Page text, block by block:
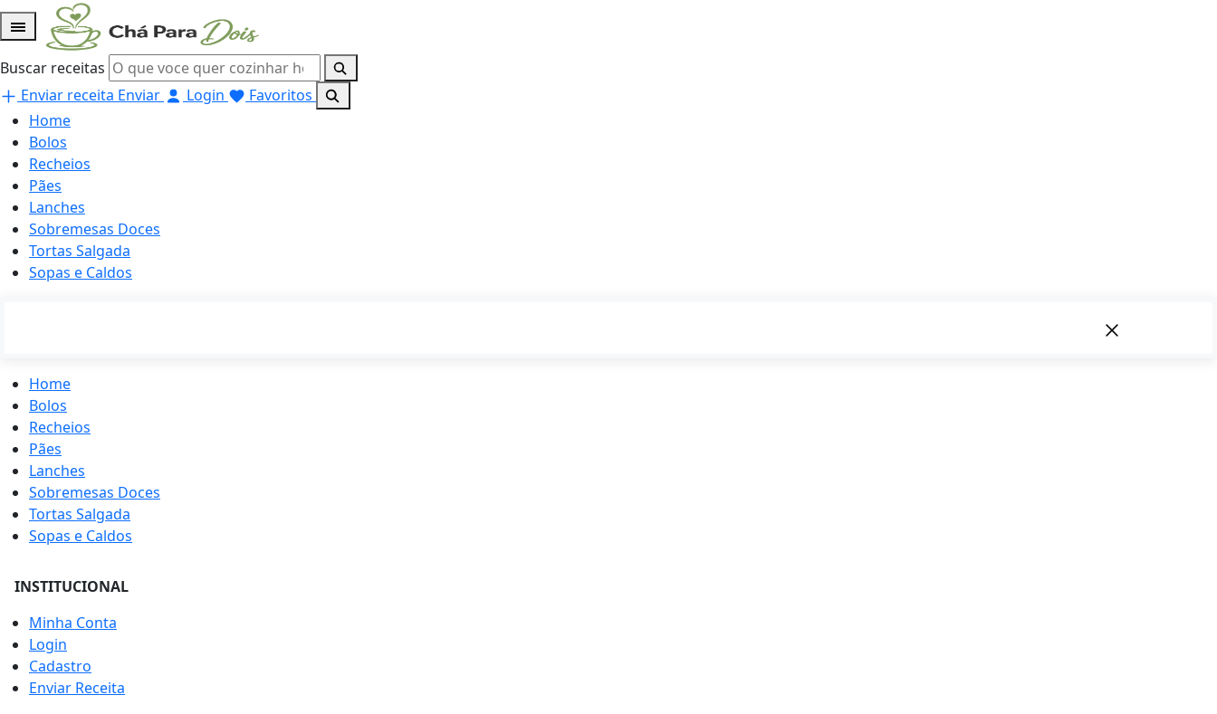
Buscar receitas
Enviar receita Enviar Login
Favoritos
Home
Bolos
Recheios
Pães
Lanches
Sobremesas Doces
Tortas Salgada
Sopas e Caldos
Home
Bolos
Recheios
Pães
Lanches
Sobremesas Doces
Tortas Salgada
Sopas e Caldos
INSTITUCIONAL
Minha Conta
Login
Cadastro
Enviar Receita